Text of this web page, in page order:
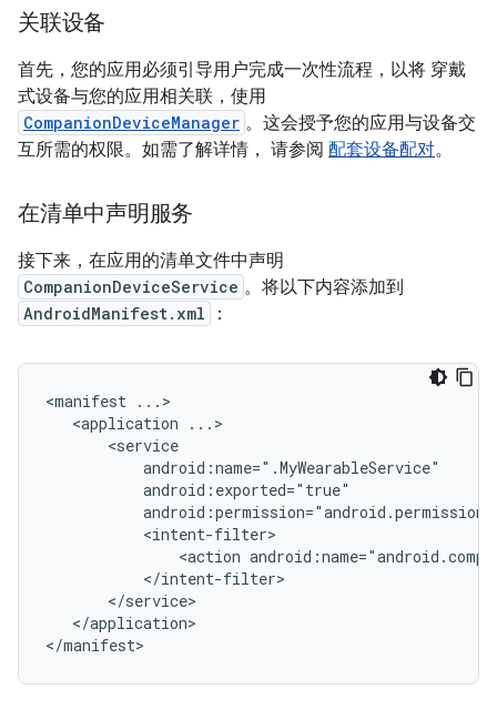
关联设备
首先，您的应用必须引导用户完成一次性流程，以将 穿戴
式设备与您的应用相关联，使用
CompanionDeviceManager 。这会授予您的应用与设备交
互所需的权限。如需了解详情， 请参阅 配套设备配对。
在清单中声明服务
接下来，在应用的清单文件中声明
CompanionDeviceService 。将以下内容添加到
AndroidManifest.xml ：
<manifest
<application
<action
</application>